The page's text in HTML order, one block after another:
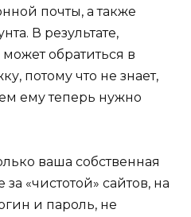
почты, а также
В результате,
обратиться в
потому что не знает,
ему теперь нужно
ваша собственная
«чистотой» сайтов, на
и пароль, не